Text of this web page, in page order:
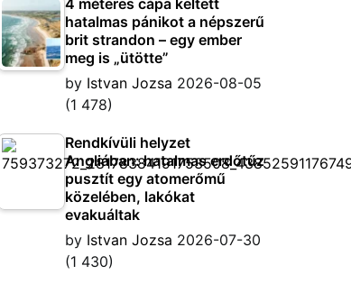
4 méteres cápa keltett
hatalmas pánikot a népszerű
brit strandon – egy ember
meg is „ütötte”
by Istvan Jozsa 2026-08-05
(1 478)
Rendkívüli helyzet
Angliában: hatalmas erdőtűz
pusztít egy atomerőmű
közelében, lakókat
evakuáltak
by Istvan Jozsa 2026-07-30
(1 430)